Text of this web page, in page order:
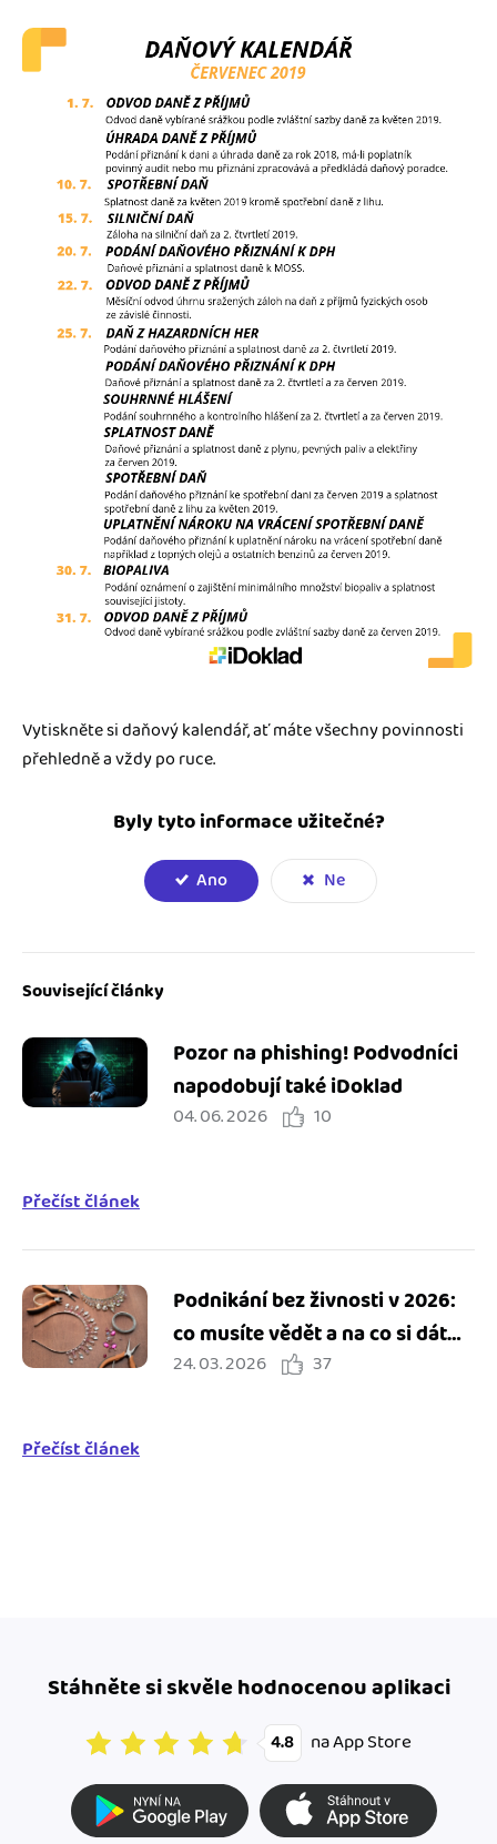
Vytiskněte si daňový kalendář, ať máte všechny povinnosti
přehledně a vždy po ruce.
Byly tyto informace užitečné?
Ano Ne
Související články
Pozor na phishing! Podvodníci
napodobují také iDoklad
04. 06. 2026 10
Přečíst článek
Podnikání bez živnosti v 2026:
co musíte vědět a na co si dát
pozor
24. 03. 2026 37
Přečíst článek
Stáhněte si skvěle hodnocenou aplikaci
4.8 na App Store